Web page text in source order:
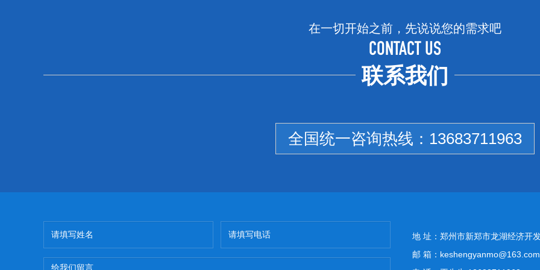
在一切开始之前，先说说您的需求吧
CONTACT US
联系我们
全国统一咨询热线： 13683711963
地 址：郑州市新郑市龙湖经济开
邮 箱：keshengyanmo@163.com